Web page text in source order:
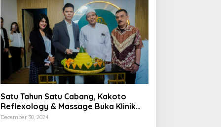
Satu Tahun Satu Cabang, Kakoto
Reflexology & Massage Buka Klinik
Baru di Tangerang
December 30, 2024